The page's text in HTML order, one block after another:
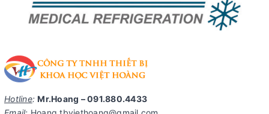
Hotline: Mr.Hoang – 091.880.4433